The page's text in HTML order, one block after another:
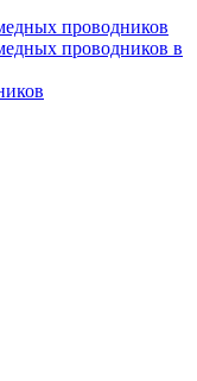
проводников
проводников в